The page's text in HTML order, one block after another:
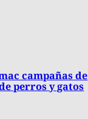
campañas de
perros y gatos